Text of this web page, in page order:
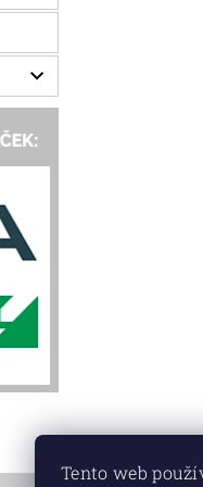
Tento web